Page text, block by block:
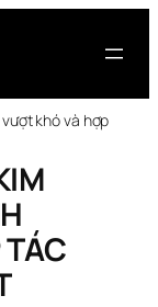
khó và hợp